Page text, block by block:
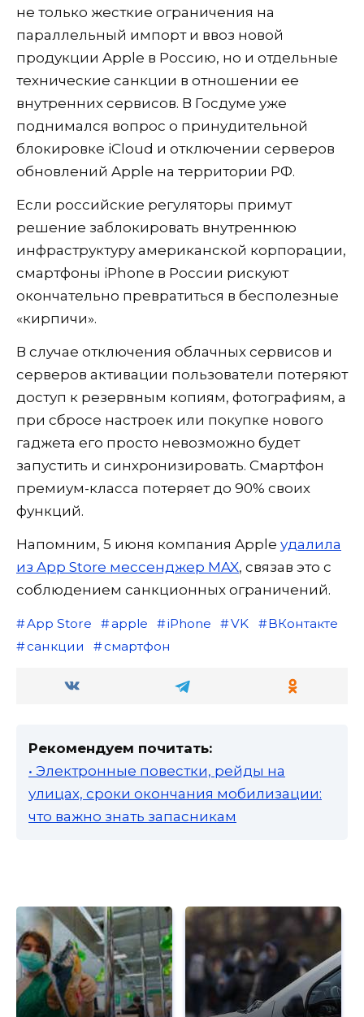
не только жесткие ограничения на
параллельный импорт и ввоз новой
продукции Apple в Россию, но и отдельные
технические санкции в отношении ее
внутренних сервисов. В Госдуме уже
поднимался вопрос о принудительной
блокировке iCloud и отключении серверов
обновлений Apple на территории РФ.
Если российские регуляторы примут
решение заблокировать внутреннюю
инфраструктуру американской корпорации,
смартфоны iPhone в России рискуют
окончательно превратиться в бесполезные
«кирпичи».
В случае отключения облачных сервисов и
серверов активации пользователи потеряют
доступ к резервным копиям, фотографиям, а
при сбросе настроек или покупке нового
гаджета его просто невозможно будет
запустить и синхронизировать. Смартфон
премиум-класса потеряет до 90% своих
функций.
Напомним, 5 июня компания Apple удалила
из App Store мессенджер MAX, связав это с
соблюдением санкционных ограничений.
App Store apple iPhone VK
ВКонтакте
санкции
смартфон
Рекомендуем почитать:
• Электронные повестки, рейды на
улицах, сроки окончания мобилизации:
что важно знать запасникам